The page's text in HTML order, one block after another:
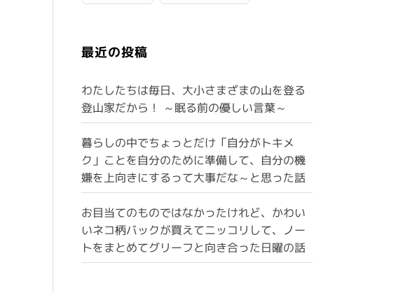
最近の投稿
わたしたちは毎日、大小さまざまの山を登る
登山家だから！ ～眠る前の優しい言葉～
暮らしの中でちょっとだけ「自分がトキメ
ク」ことを自分のために準備して、自分の機
嫌を上向きにするって大事だな～と思った話
お目当てのものではなかったけれど、かわい
いネコ柄バックが買えてニッコリして、ノー
トをまとめてグリーフと向き合った日曜の話